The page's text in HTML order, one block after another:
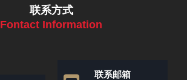
联系方式
Fontact Information
联系邮箱